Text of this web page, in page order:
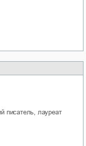
писатель, лауреат